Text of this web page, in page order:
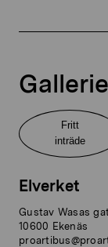
Fritt
inträde
Elverket
Gustav Wasas
10600 Ekenäs